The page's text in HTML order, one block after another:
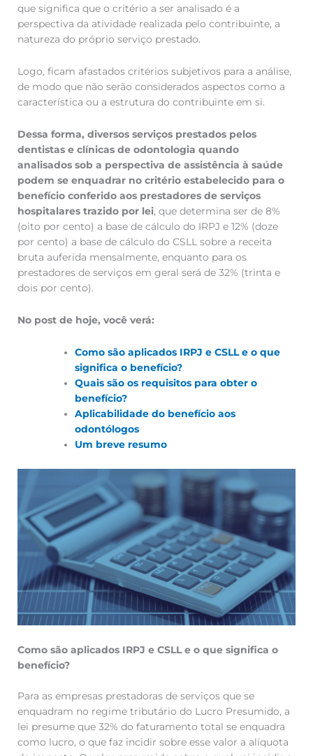
que significa que o critério a ser analisado é a
perspectiva da atividade realizada pelo contribuinte, a
natureza do próprio serviço prestado.
Logo, ficam afastados critérios subjetivos para a análise,
de modo que não serão considerados aspectos como a
característica ou a estrutura do contribuinte em si.
Dessa forma, diversos serviços prestados pelos
dentistas e clínicas de odontologia quando
analisados sob a perspectiva de assistência à saúde
podem se enquadrar no critério estabelecido para o
benefício conferido aos prestadores de serviços
hospitalares trazido por lei, que determina ser de 8%
(oito por cento) a base de cálculo do IRPJ e 12% (doze
por cento) a base de cálculo do CSLL sobre a receita
bruta auferida mensalmente, enquanto para os
prestadores de serviços em geral será de 32% (trinta e
dois por cento).
No post de hoje, você verá:
Como são aplicados IRPJ e CSLL e o que
significa o benefício?
Quais são os requisitos para obter o
benefício?
Aplicabilidade do benefício aos
odontólogos
Um breve resumo
Como são aplicados IRPJ e CSLL e o que significa o
benefício?
Para as empresas prestadoras de serviços que se
enquadram no regime tributário do Lucro Presumido, a
lei presume que 32% do faturamento total se enquadra
como lucro, o que faz incidir sobre esse valor a alíquota